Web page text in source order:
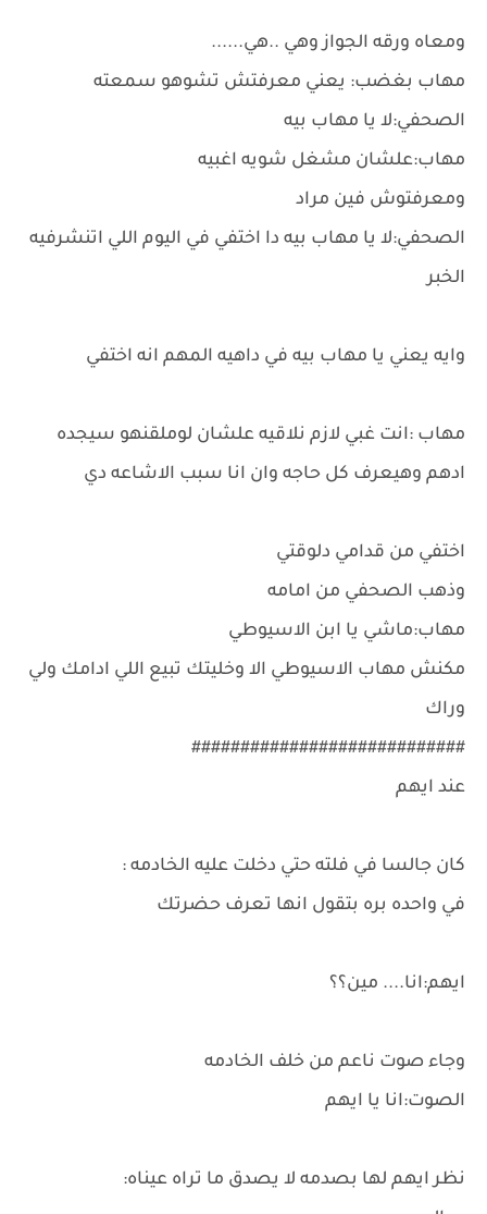
ومعاه ورقه الجواز وهي ..هي......
مهاب بغضب: يعني معرفتش تشوهو سمعته
الصحفي:لا يا مهاب بيه
مهاب:علشان مشغل شويه اغبيه
ومعرفتوش فين مراد
الصحفي:لا يا مهاب بيه دا اختفي في اليوم اللي اتنشرفيه
الخبر
وايه يعني يا مهاب بيه في داهيه المهم انه اختفي
مهاب :انت غبي لازم نلاقيه علشان لوملقنهو سيجده
ادهم وهيعرف كل حاجه وان انا سبب الاشاعه دي
اختفي من قدامي دلوقتي
وذهب الصحفي من امامه
مهاب:ماشي يا ابن الاسيوطي
مكنش مهاب الاسيوطي الا وخليتك تبيع اللي ادامك ولي
وراك
############################
عند ايهم
كان جالسا في فلته حتي دخلت عليه الخادمه :
في واحده بره بتقول انها تعرف حضرتك
ايهم:انا.... مين؟؟
وجاء صوت ناعم من خلف الخادمه
الصوت:انا يا ايهم
نظر ايهم لها بصدمه لا يصدق ما تراه عيناه: